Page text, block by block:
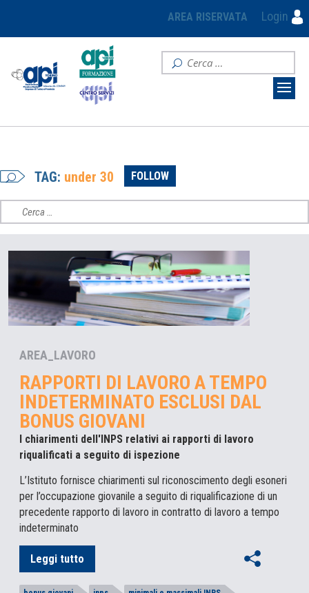
AREA RISERVATA Login
TAG: under 30 FOLLOW
AREA_LAVORO
RAPPORTI DI LAVORO A TEMPO
INDETERMINATO ESCLUSI DAL
BONUS GIOVANI
I chiarimenti dell'INPS relativi ai rapporti di lavoro
riqualificati a seguito di ispezione
L’Istituto fornisce chiarimenti sul riconoscimento degli esoneri
per l’occupazione giovanile a seguito di riqualificazione di un
precedente rapporto di lavoro in contratto di lavoro a tempo
indeterminato
Leggi tutto